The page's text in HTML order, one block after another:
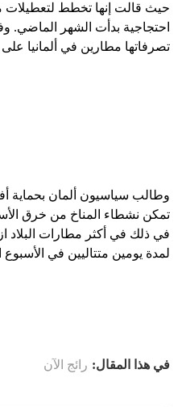
حيث قالت إنها تخطط لتعطيلات
احتجاجية بدأت الشهر الماضي.
تصرفاتها مطارين في ألمانيا
وطالب سياسيون ألمان بحماية
تمكن نشطاء المناخ من خرق
في ذلك في أكثر مطارات البلاد
لمدة يومين متتاليين في
في هذا المقال: رائج الآن